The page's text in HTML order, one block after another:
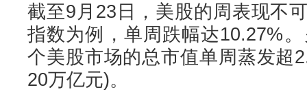
截至9月23日，美股的周表现不
指数为例，单周跌幅达10.27%
个美股市场的总市值单周蒸发超
20万亿元)。